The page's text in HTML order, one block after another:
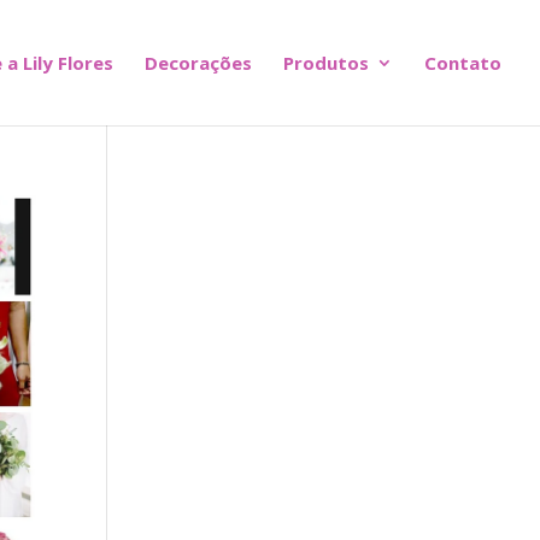
a Lily Flores Decorações Produtos Contato